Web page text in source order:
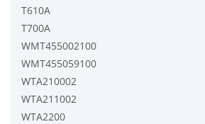
T610A
T700A
WMT455002100
WMT455059100
WTA210002
WTA211002
WTA2200